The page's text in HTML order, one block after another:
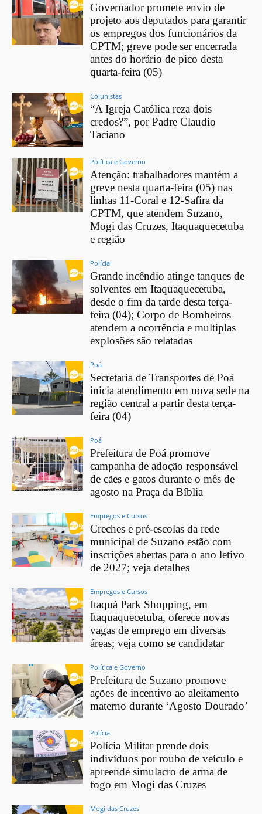
Governador promete envio de
projeto aos deputados para garantir
os empregos dos funcionários da
CPTM; greve pode ser encerrada
antes do horário de pico desta
quarta-feira (05)
Colunistas
“A Igreja Católica reza dois
credos?”, por Padre Claudio
Taciano
Política e Governo
Atenção: trabalhadores mantém a
greve nesta quarta-feira (05) nas
linhas 11-Coral e 12-Safira da
CPTM, que atendem Suzano,
Mogi das Cruzes, Itaquaquecetuba
e região
Polícia
Grande incêndio atinge tanques de
solventes em Itaquaquecetuba,
desde o fim da tarde desta terça-
feira (04); Corpo de Bombeiros
atendem a ocorrência e multiplas
explosões são relatadas
Poá
Secretaria de Transportes de Poá
inicia atendimento em nova sede na
região central a partir desta terça-
feira (04)
Poá
Prefeitura de Poá promove
campanha de adoção responsável
de cães e gatos durante o mês de
agosto na Praça da Bíblia
Empregos e Cursos
Creches e pré-escolas da rede
municipal de Suzano estão com
inscrições abertas para o ano letivo
de 2027; veja detalhes
Empregos e Cursos
Itaquá Park Shopping, em
Itaquaquecetuba, oferece novas
vagas de emprego em diversas
áreas; veja como se candidatar
Política e Governo
Prefeitura de Suzano promove
ações de incentivo ao aleitamento
materno durante ‘Agosto Dourado’
Polícia
Polícia Militar prende dois
indivíduos por roubo de veículo e
apreende simulacro de arma de
fogo em Mogi das Cruzes
Mogi das Cruzes